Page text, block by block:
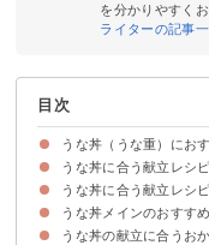
を分かりやすく
ライターの記事
目次
うな丼（うな重）にお
うな丼に合う献立レシ
①きゅうりとたこの酢
②ツナと大根のサラダ
③春雨ともやしの中華
④豆腐サラダ
⑤茶碗蒸し
⑥オクラの昆布締め
⑦いんげんの胡麻和え
⑧出汁巻き卵
⑨きゅうりの漬物
うな丼に合う献立レシ
①大根とえのきだけの
②簡単しじみ味噌汁
③わかめスープ
④和風もやしスープ
⑤ほうれん草のかきた
⑥白菜と春雨のスープ
うな丼メインのおすす
献立メニュー例①〜見
献立メニュー例②〜ヘ
献立メニュー例③〜和
うな丼の献立に合うお